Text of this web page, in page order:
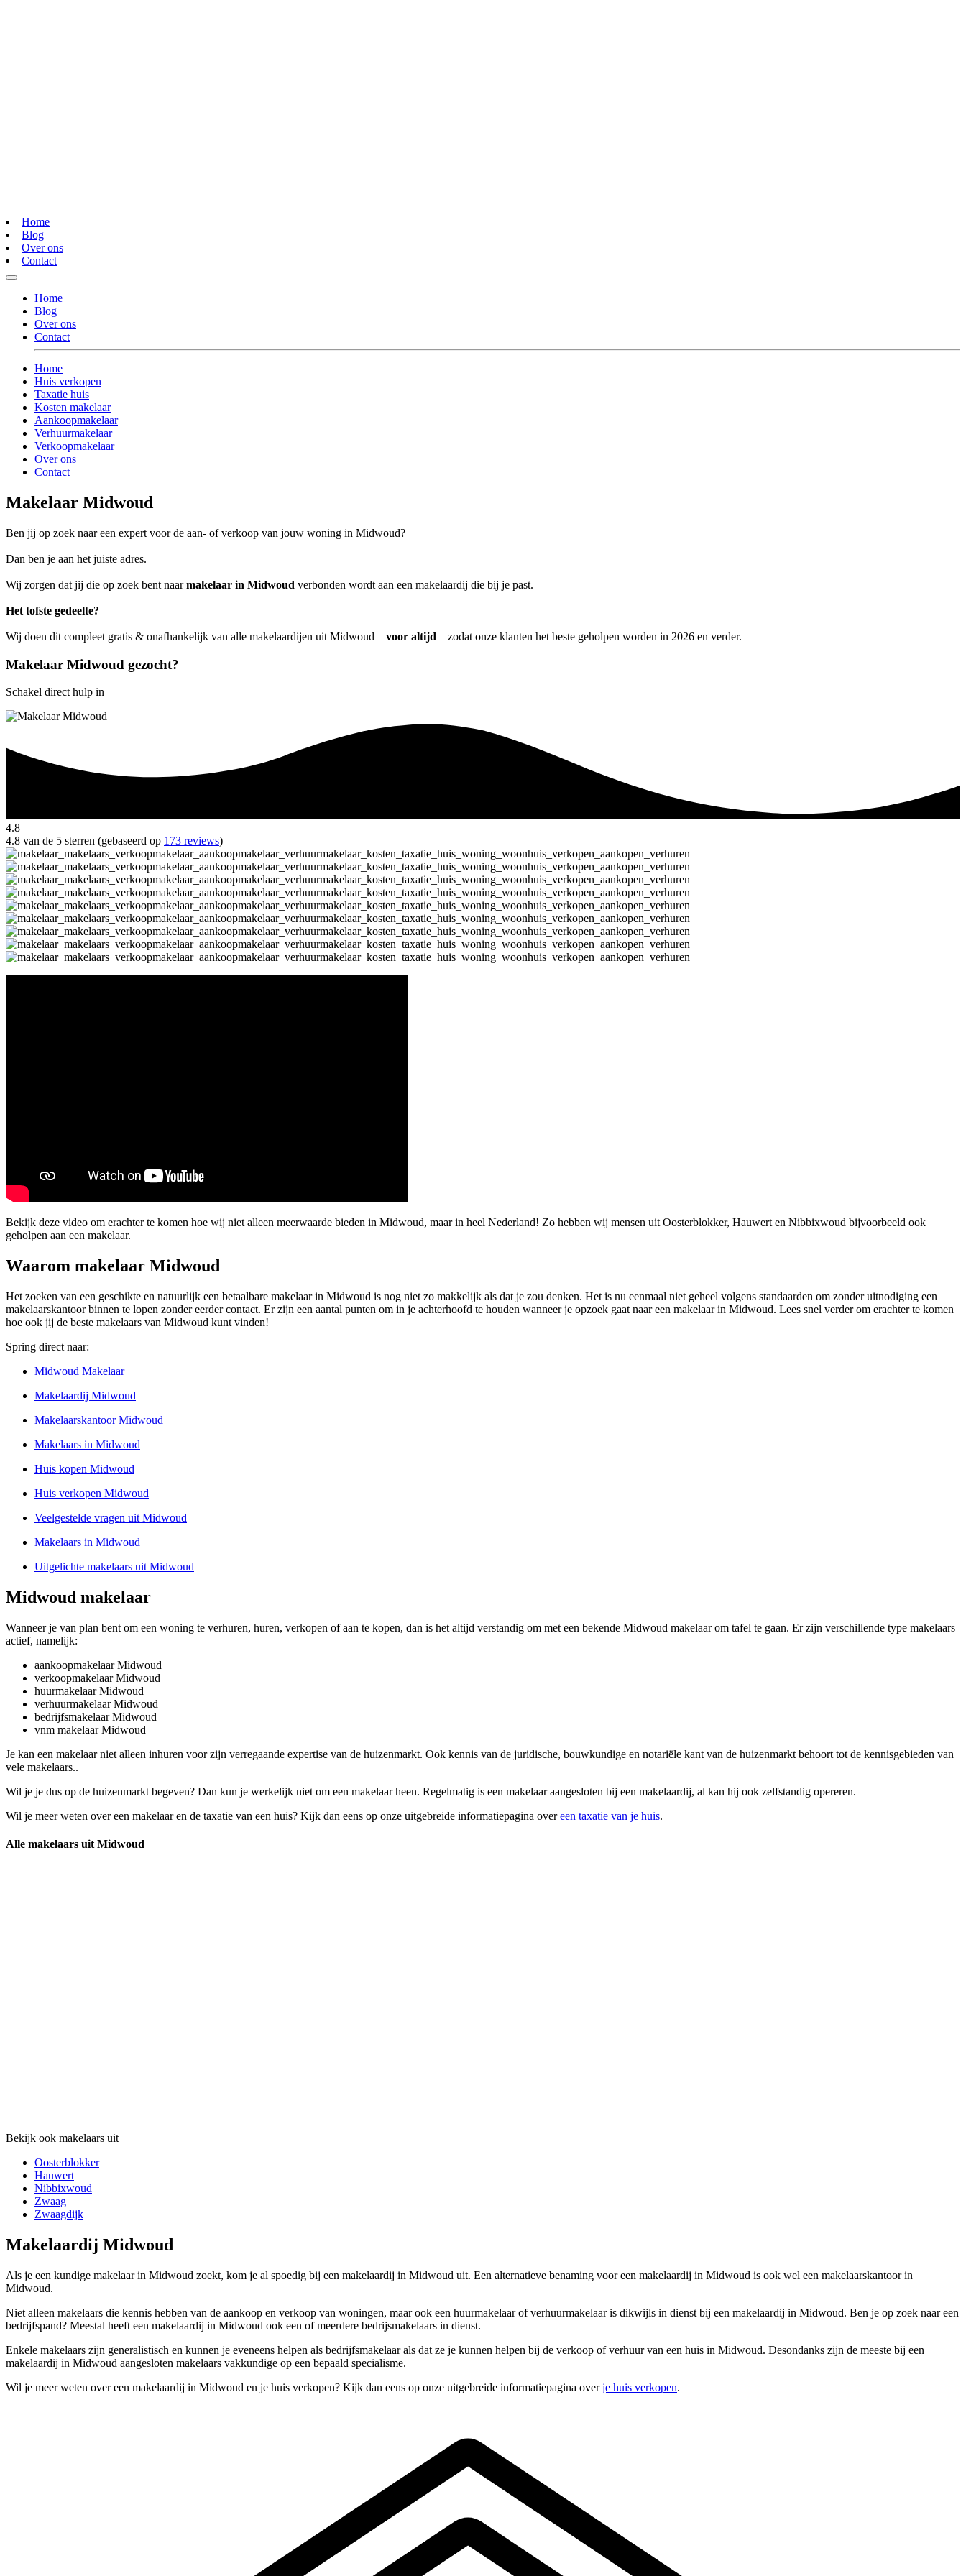
Home
Blog
Over ons
Contact
Home
Blog
Over ons
Contact
Home
Huis verkopen
Taxatie huis
Kosten makelaar
Aankoopmakelaar
Verhuurmakelaar
Verkoopmakelaar
Over ons
Contact
Makelaar Midwoud
Ben jij op zoek naar een expert voor de aan- of verkoop van jouw woning in Midwoud?
Dan ben je aan het juiste adres.
Wij zorgen dat jij die op zoek bent naarmakelaar in Midwoud verbonden wordt aan een makelaardij die bij je past.
Het tofste gedeelte?
Wij doen dit compleet gratis & onafhankelijk van alle makelaardijen uit Midwoud – voor altijd – zodat onze klanten het beste geholpen worden in 2026 en verder.
Makelaar Midwoud gezocht?
Schakel direct hulp in
4.8
4.8 van de 5 sterren (gebaseerd op 173 reviews)
Bekijk deze video om erachter te komen hoe wij niet alleen meerwaarde bieden in Midwoud, maar in heel Nederland! Zo hebben wij mensen uit Oosterblokker, Hauwert en Nibbixwoud bijvoorbeeld ook
geholpen aan een makelaar.
Waarom makelaar Midwoud
Het zoeken van een geschikte en natuurlijk een betaalbare makelaar in Midwoud is nog niet zo makkelijk als dat je zou denken. Het is nu eenmaal niet geheel volgens standaarden om zonder uitnodiging een
makelaarskantoor binnen te lopen zonder eerder contact. Er zijn een aantal punten om in je achterhoofd te houden wanneer je opzoek gaat naar een makelaar in Midwoud. Lees snel verder om erachter te komen
hoe ook jij de beste makelaars van Midwoud kunt vinden!
Spring direct naar:
Midwoud Makelaar
Makelaardij Midwoud
Makelaarskantoor Midwoud
Makelaars in Midwoud
Huis kopen Midwoud
Huis verkopen Midwoud
Veelgestelde vragen uit Midwoud
Makelaars in Midwoud
Uitgelichte makelaars uit Midwoud
Midwoud makelaar
Wanneer je van plan bent om een woning te verhuren, huren, verkopen of aan te kopen, dan is het altijd verstandig om met een bekende Midwoud makelaar om tafel te gaan. Er zijn verschillende type makelaars
actief, namelijk:
aankoopmakelaar Midwoud
verkoopmakelaar Midwoud
huurmakelaar Midwoud
verhuurmakelaar Midwoud
bedrijfsmakelaar Midwoud
vnm makelaar Midwoud
Je kan een makelaar niet alleen inhuren voor zijn verregaande expertise van de huizenmarkt. Ook kennis van de juridische, bouwkundige en notariële kant van de huizenmarkt behoort tot de kennisgebieden van
vele makelaars..
Wil je je dus op de huizenmarkt begeven? Dan kun je werkelijk niet om een makelaar heen. Regelmatig is een makelaar aangesloten bij een makelaardij, al kan hij ook zelfstandig opereren.
Wil je meer weten over een makelaar en de taxatie van een huis? Kijk dan eens op onze uitgebreide informatiepagina overeen taxatie van je huis.
Alle makelaars uit Midwoud
Bekijk ook makelaars uit
Oosterblokker
Hauwert
Nibbixwoud
Zwaag
Zwaagdijk
Makelaardij Midwoud
Als je een kundige makelaar in Midwoud zoekt, kom je al spoedig bij een makelaardij in Midwoud uit. Een alternatieve benaming voor een makelaardij in Midwoud is ook wel een makelaarskantoor in
Midwoud.
Niet alleen makelaars die kennis hebben van de aankoop en verkoop van woningen, maar ook een huurmakelaar of verhuurmakelaar is dikwijls in dienst bij een makelaardij in Midwoud. Ben je op zoek naar een
bedrijfspand? Meestal heeft een makelaardij in Midwoud ook een of meerdere bedrijsmakelaars in dienst.
Enkele makelaars zijn generalistisch en kunnen je eveneens helpen als bedrijfsmakelaar als dat ze je kunnen helpen bij de verkoop of verhuur van een huis in Midwoud. Desondanks zijn de meeste bij een
makelaardij in Midwoud aangesloten makelaars vakkundige op een bepaald specialisme.
Wil je meer weten over een makelaardij in Midwoud en je huis verkopen? Kijk dan eens op onze uitgebreide informatiepagina overje huis verkopen.